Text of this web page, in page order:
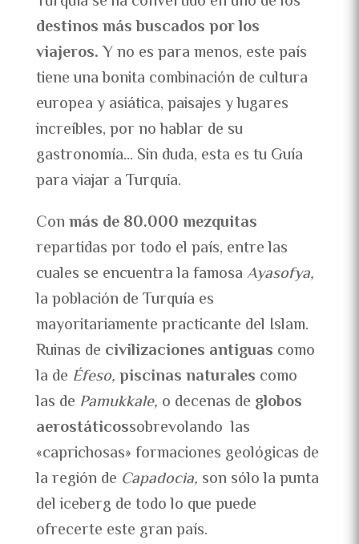
destinos más buscados por los
viajeros.Y no es para menos, este país
tiene una bonita combinación de cultura
europea y asiática, paisajes y lugares
increíbles, por no hablar de su
gastronomía… Sin duda, esta es tu Guía
para viajar a Turquía.
Conmás de 80.000 mezquitas
repartidas por todo el país, entre las
cuales se encuentra la famosaAyasofya,
la población de Turquía es
mayoritariamente practicante del Islam.
Ruinas de civilizaciones antiguas como
la de Éfeso,piscinas naturales como
las de Pamukkale, o decenas de globos
aerostáticossobrevolando las
«caprichosas» formaciones geológicas de
la región de Capadocia, son sólo la punta
del iceberg de todo lo que puede
ofrecerte este gran país.